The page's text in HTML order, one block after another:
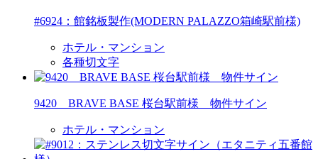
#6924：館銘板製作(MODERN PALAZZO箱崎駅前様)
ホテル・マンション
各種切文字
9420 BRAVE BASE 桜台駅前様 物件サイン
ホテル・マンション